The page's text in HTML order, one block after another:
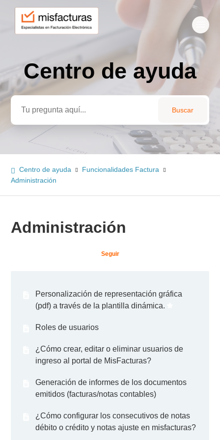
Búsqueda
Centro de ayuda
Centro de ayuda
Funcionalidades Factura
Administración
Administración
Seguir
Personalización de representación gráfica
(pdf) a través de la plantilla dinámica.
Roles de usuarios
¿Cómo crear, editar o eliminar usuarios de
ingreso al portal de MisFacturas?
Generación de informes de los documentos
emitidos (facturas/notas contables)
¿Cómo configurar los consecutivos de notas
débito o crédito y notas ajuste en misfacturas?